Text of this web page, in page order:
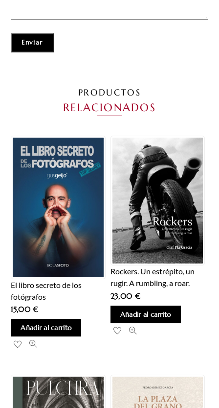
PRODUCTOS
RELACIONADOS
El libro secreto de los
fotógrafos
15,00€
Añadir al carrito
Rockers. Un estrépito, un
rugir. A rumbling, a roar.
23,00 €
Añadir al carrito